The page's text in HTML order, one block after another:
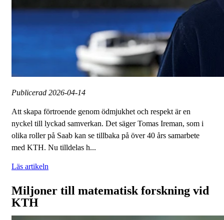
Publicerad 2026-04-14
Att skapa förtroende genom ödmjukhet och respekt är en
nyckel till lyckad samverkan. Det säger Tomas Ireman, som i
olika roller på Saab kan se tillbaka på över 40 års samarbete
med KTH. Nu tilldelas h...
Läs artikeln
Miljoner till matematisk forskning vid
KTH